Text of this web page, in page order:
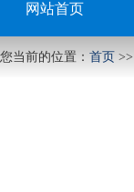
网站首页
您当前的位置： 首页 >>